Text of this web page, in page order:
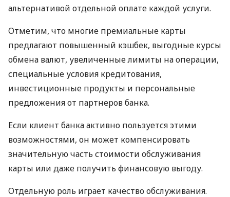
альтернативой отдельной оплате каждой услуги.
Отметим, что многие премиальные карты
предлагают повышенный кэшбек, выгодные курсы
обмена валют, увеличенные лимиты на операции,
специальные условия кредитования,
инвестиционные продукты и персональные
предложения от партнеров банка.
Если клиент банка активно пользуется этими
возможностями, он может компенсировать
значительную часть стоимости обслуживания
карты или даже получить финансовую выгоду.
Отдельную роль играет качество обслуживания.